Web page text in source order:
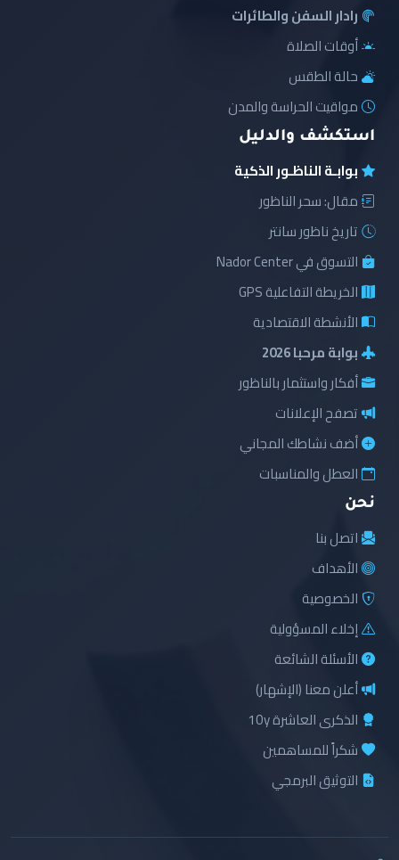
رادار السفن والطائرات
أوقات الصلاة
حالة الطقس
مواقيت الحراسة والمدن
استكشف والدليل
بوابـة الناظـور الذكية
مقال: سحر الناظور
تاريخ ناظور سانتر
التسوق في Nador Center
الخريطة التفاعلية GPS
الأنشطة الاقتصادية
بوابة مرحبا 2026
أفكار واستثمار بالناظور
تصفح الإعلانات
أضف نشاطك المجاني
العطل والمناسبات
نحن
اتصل بنا
الأهداف
الخصوصية
إخلاء المسؤولية
الأسئلة الشائعة
أعلن معنا (الإشهار)
الذكرى العاشرة 10y
شكراً للمساهمين
التوثيق البرمجي